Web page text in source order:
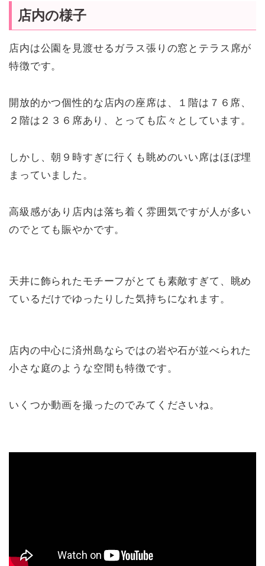
店内の様子
店内は公園を見渡せるガラス張りの窓とテラス席が
特徴です。
開放的かつ個性的な店内の座席は、
１階は７６席、
２階は２３６席あり、
とっても広々としています。
しかし、朝９時すぎに行くも眺めのいい席はほぼ埋
まっていました。
高級感があり店内は落ち着く雰囲気ですが人が多い
のでとても賑やかです。
天井に飾られたモチーフがとても素敵すぎて、眺め
ているだけでゆったりした気持ちになれます。
店内の中心に済州島ならではの岩や石が並べられた
小さな庭のような空間も特徴です。
いくつか動画を撮ったのでみてくださいね。